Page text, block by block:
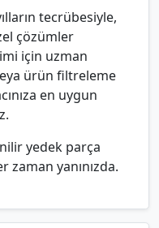
tecrübesiyle,
çözümler
için uzman
ürün filtreleme
en uygun
yedek parça
zaman yanınızda.